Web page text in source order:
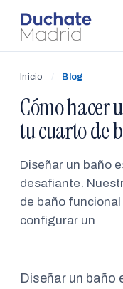
Inicio / Blog
Cómo hacer
tu cuarto de
Diseñar un baño
desafiante.
de baño
configurar un
Diseñar un